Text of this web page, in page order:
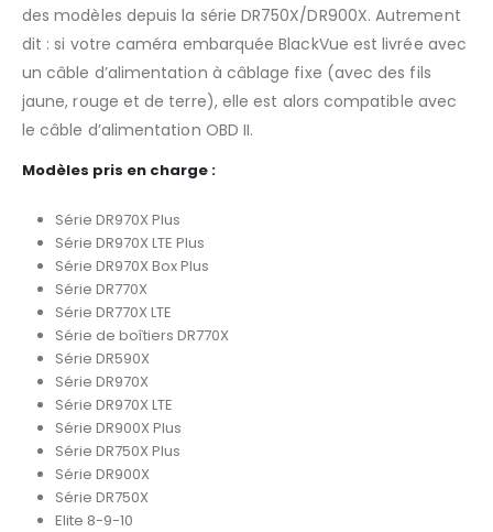
des modèles depuis la série DR750X/DR900X. Autrement
dit : si votre caméra embarquée BlackVue est livrée avec
un câble d’alimentation à câblage fixe (avec des fils
jaune, rouge et de terre), elle est alors compatible avec
le câble d’alimentation OBD II.
Modèles pris en charge :
Série DR970X Plus
Série DR970X LTE Plus
Série DR970X Box Plus
Série DR770X
Série DR770X LTE
Série de boîtiers DR770X
Série DR590X
Série DR970X
Série DR970X LTE
Série DR900X Plus
Série DR750X Plus
Série DR900X
Série DR750X
Elite 8-9-10